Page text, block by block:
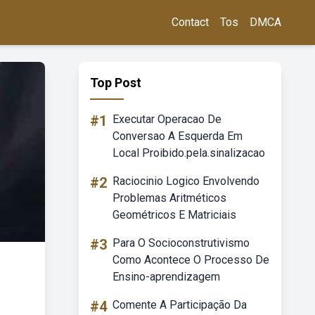
Contact Tos DMCA
Top Post
#1
Executar Operacao De
Conversao A Esquerda Em
Local Proibido.pela.sinalizacao
#2 Raciocinio Logico Envolvendo
Problemas Aritméticos
Geométricos E Matriciais
#3 Para O Socioconstrutivismo
Como Acontece O Processo De
Ensino-aprendizagem
#4 Comente A Participação Da